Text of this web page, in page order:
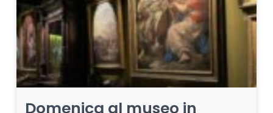
Domenica al museo in